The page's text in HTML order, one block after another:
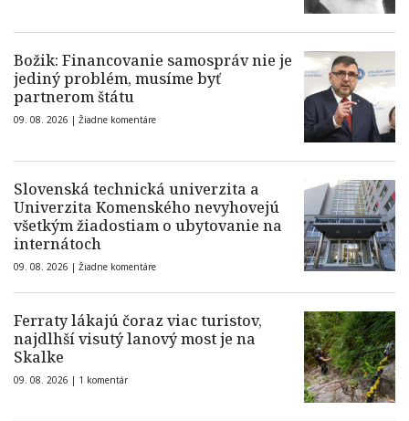
Božik: Financovanie samospráv nie je
jediný problém, musíme byť
partnerom štátu
09. 08. 2026 | Žiadne komentáre
Slovenská technická univerzita a
Univerzita Komenského nevyhovejú
všetkým žiadostiam o ubytovanie na
internátoch
09. 08. 2026 | Žiadne komentáre
Ferraty lákajú čoraz viac turistov,
najdlhší visutý lanový most je na
Skalke
09. 08. 2026 | 1 komentár